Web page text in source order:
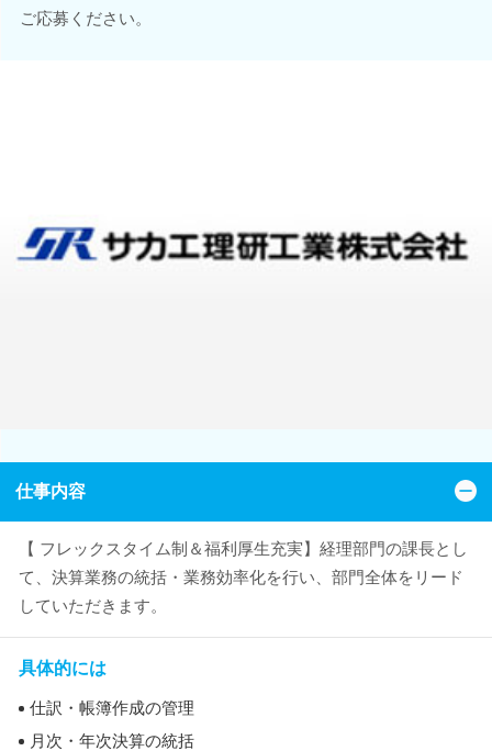
ご応募ください。
仕事内容
【 フレックスタイム制＆福利厚生充実】経理部門の課長とし
て、決算業務の統括・業務効率化を行い、部門全体をリード
していただきます。
具体的には
仕訳・帳簿作成の管理
月次・年次決算の統括